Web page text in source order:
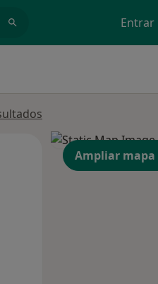
Entrar
Qui,
Ampliar mapa